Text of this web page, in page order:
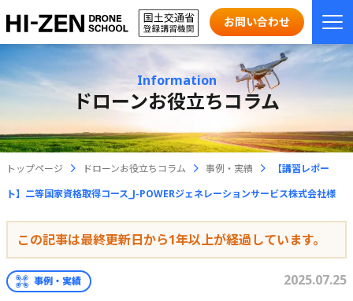
お問い合わせ
Information
ドローンお役立ちコラム
トップページ ドローンお役立ちコラム 事例・実績
【講習レポー
ト】二等国家資格取得コース_J-POWERジェネレーションサービス株式会社様
この記事は最終更新日から1年以上が経過しています。
事例・実績 2025.07.25